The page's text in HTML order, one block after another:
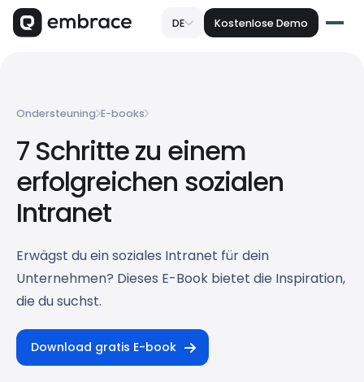
DE Kostenlose Demo
Ondersteuning E-books
7 Schritte zu einem
erfolgreichen sozialen
Intranet
Erwägst du ein soziales Intranet für dein
Unternehmen? Dieses E-Book bietet die Inspiration,
die du suchst.
Download gratis E-book